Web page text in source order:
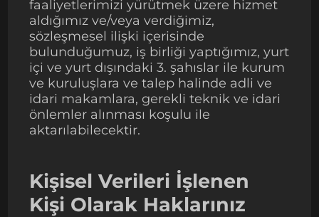
faaliyetlerimizi yürütmek üzere hizmet
aldığımız ve/veya verdiğimiz,
sözleşmesel ilişki içerisinde
bulunduğumuz, iş birliği yaptığımız, yurt
içi ve yurt dışındaki 3. şahıslar ile kurum
ve kuruluşlara ve talep halinde adli ve
idari makamlara, gerekli teknik ve idari
önlemler alınması koşulu ile
aktarılabilecektir.
Kişisel Verileri İşlenen
Kişi Olarak Haklarınız